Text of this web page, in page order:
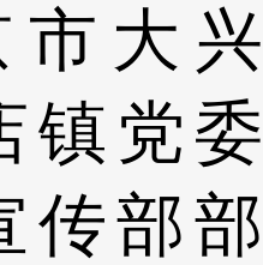
市大兴
镇党委
传部部